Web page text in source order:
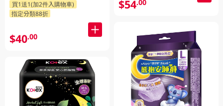
買1送1(加2件入購物車)
指定分類88折
$40.00
$54.00